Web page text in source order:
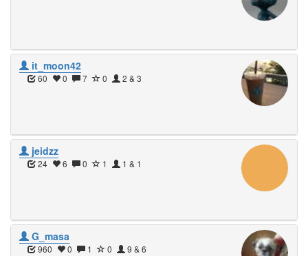
it_moon42
60 0 7 0 2 & 3
jeidzz
24 6 0 1 1 & 1
G_masa
960 0 1 0 9 & 6